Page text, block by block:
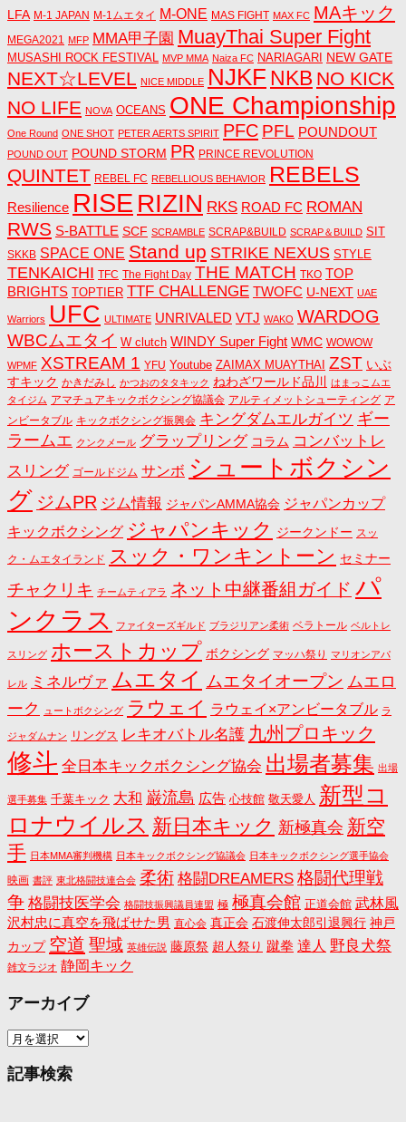
LFA M-1 JAPAN M-1ムエタイ M-ONE MAS FIGHT MAX FC MAキック
MEGA2021 MFP MMA甲子園 MuayThai Super Fight
MUSASHI ROCK FESTIVAL MVP MMA Naiza FC NARIAGARI NEW GATE
NEXT☆LEVEL NICE MIDDLE NJKF NKB NO KICK
NO LIFE NOVA OCEANS ONE Championship
One Round ONE SHOT PETER AERTS SPIRIT PFC PFL POUNDOUT
POUND OUT POUND STORM PR PRINCE REVOLUTION
QUINTET REBEL FC REBELLIOUS BEHAVIOR REBELS
Resilience RISE RIZIN RKS ROAD FC ROMAN
RWS S-BATTLE SCF SCRAMBLE SCRAP&BUILD SCRAP＆BUILD SIT
SKKB SPACE ONE Stand up STRIKE NEXUS STYLE
TENKAICHI TFC The Fight Day THE MATCH TKO TOP
BRIGHTS TOPTIER TTF CHALLENGE TWOFC U-NEXT UAE
Warriors UFC ULTIMATE UNRIVALED VTJ WAKO WARDOG
WBCムエタイ W clutch WINDY Super Fight WMC WOWOW
WPMF XSTREAM 1 YFU Youtube ZAIMAX MUAYTHAI ZST いぶ
すキック かきだみし かつおのタタキック ねわざワールド品川
はまっこムエ
タイジム アマチュアキックボクシング協議会 アルティメットシューティング ア
ンビータブル キックボクシング振興会 キングダムエルガイツ ギー
ラームエ クンクメール グラップリング コラム コンバットレ
スリング ゴールドジム サンボ シュートボクシン
グ ジムPR ジム情報 ジャパンAMMA協会 ジャパンカップ
キックボクシング ジャパンキック ジークンドー スッ
ク・ムエタイランド スック・ワンキントーン セミナー
チャクリキ チームティアラ ネット中継番組ガイド パ
ンクラス
ファイターズギルド ブラジリアン柔術 ベラトール ベルトレ
スリング ホーストカップ ボクシング マッハ祭り マリオンアパ
レル ミネルヴァ ムエタイ ムエタイオープン ムエロ
ーク
ュートボクシング ラウェイ ラウェイ×アンビータブル ラ
ジャダムナン リングス レキオバトル名護 九州プロキック
修斗 全日本キックボクシング協会 出場者募集 出場
選手募集 千葉キック 大和 巌流島 広告 心技館 敬天愛人 新型コ
ロナウイルス 新日本キック 新極真会 新空
手 日本MMA審判機構 日本キックボクシング協議会 日本キックボクシング選手協会
映画 書評 東北格闘技連合会 柔術 格闘DREAMERS 格闘代理戦
争 格闘技医学会 格闘技振興議員連盟 極 極真会館 正道会館 武林風
沢村忠に真空を飛ばせた男 直心会 真正会 石渡伸太郎引退興行 神戸
カップ 空道 聖域 英雄伝説 藤原祭 超人祭り 蹴拳 達人 野良犬祭
雑文ラジオ 静岡キック
アーカイブ
ア
カ
記事検索